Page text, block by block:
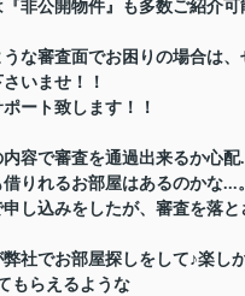
非公開物件』も多数ご紹介可
な審査面でお困りの場合は、
いませ！！
ート致します！！
内容で審査を通過出来るか心配
借りれるお部屋はあるのかな...。
申し込みをしたが、審査を落と
社でお部屋探しをして♪楽し
もらえるような